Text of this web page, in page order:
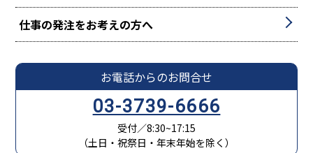
仕事の発注をお考えの方へ
お電話からのお問合せ
03-3739-6666
受付／8:30~17:15
（土日・祝祭日・年末年始を除く）